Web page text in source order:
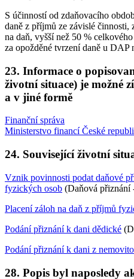
S účinností od zdaňovacího
daně z příjmů ze závislé činnosti,
na daň, vyšší než 50 %
za opožděné tvrzení daně u DAP
23. Informace o
životní situace) je možné
a v jiné formě
Finanční správa
Ministerstvo financí České
24. Související životní
Vznik povinnosti podat daňové
fyzických osob (Daňová přiznání
Placení záloh na daň z příjmů
Podání přiznání k dani dědické
Podání přiznání k dani z
28. Popis byl naposledy